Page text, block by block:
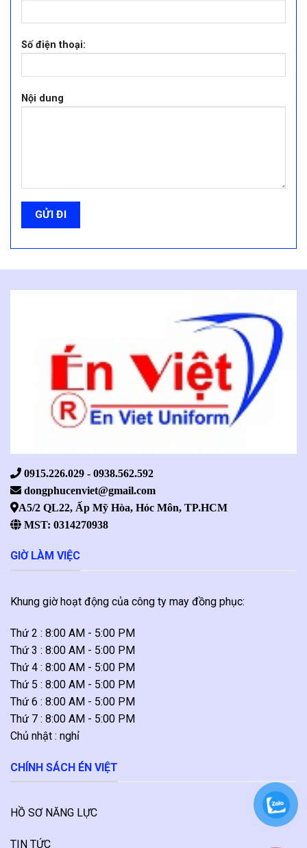
Số điện thoại:
Nội dung
0915.226.029 - 0938.562.592
dongphucenviet@gmail.com
A5/2 QL22, Ấp Mỹ Hòa, Hóc Môn, TP.HCM
MST: 0314270938
GIỜ LÀM VIỆC
Khung giờ hoạt động của công ty may đồng phục:
Thứ 2 : 8:00 AM - 5:00 PM
Thứ 3 : 8:00 AM - 5:00 PM
Thứ 4 : 8:00 AM - 5:00 PM
Thứ 5 : 8:00 AM - 5:00 PM
Thứ 6 : 8:00 AM - 5:00 PM
Thứ 7 : 8:00 AM - 5:00 PM
Chủ nhật : nghỉ
CHÍNH SÁCH ÉN VIỆT
HỒ SƠ NĂNG LỰC
TIN TỨC